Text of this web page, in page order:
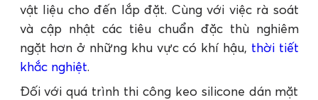
vật liệu cho đến lắp đặt. Cùng với việc rà soát
và cập nhật các tiêu chuẩn đặc thù nghiêm
ngặt hơn ở những khu vực có khí hậu, thời tiết
khắc nghiệt.
Đối với quá trình thi công keo silicone dán mặt